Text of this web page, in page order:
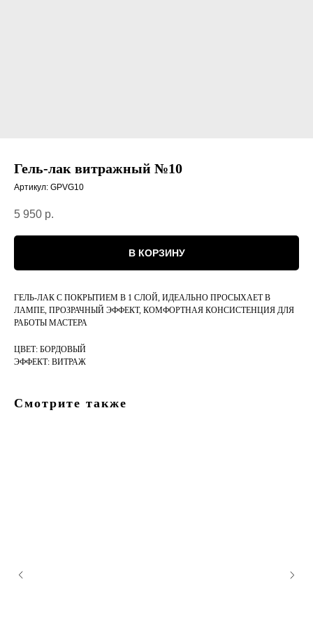
Гель-лак витражный №10
Артикул: GPVG10
5 950 р.
В КОРЗИНУ
ГЕЛЬ-ЛАК С ПОКРЫТИЕМ В 1 СЛОЙ, ИДЕАЛЬНО ПРОСЫХАЕТ В
ЛАМПЕ, ПРОЗРАЧНЫЙ ЭФФЕКТ, КОМФОРТНАЯ КОНСИСТЕНЦИЯ ДЛЯ
РАБОТЫ МАСТЕРА
ЦВЕТ: БОРДОВЫЙ
ЭФФЕКТ: ВИТРАЖ
Смотрите также